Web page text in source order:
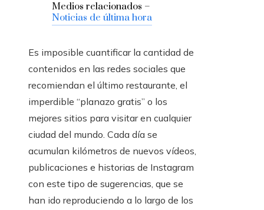
Medios relacionados –
Noticias de última hora
Es imposible cuantificar la cantidad de
contenidos en las redes sociales que
recomiendan el último restaurante, el
imperdible “planazo gratis” o los
mejores sitios para visitar en cualquier
ciudad del mundo. Cada día se
acumulan kilómetros de nuevos vídeos,
publicaciones e historias de Instagram
con este tipo de sugerencias, que se
han ido reproduciendo a lo largo de los